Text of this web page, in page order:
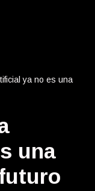
ya no es una
una